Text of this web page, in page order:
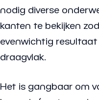
nodig diverse
kanten te bekijken
evenwichtig
draagvlak.
Het is gangbaar om